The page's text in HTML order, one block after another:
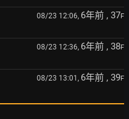
08/23 12:06, 6年前 , 37F
08/23 12:36, 6年前 , 38F
08/23 13:01, 6年前 , 39F